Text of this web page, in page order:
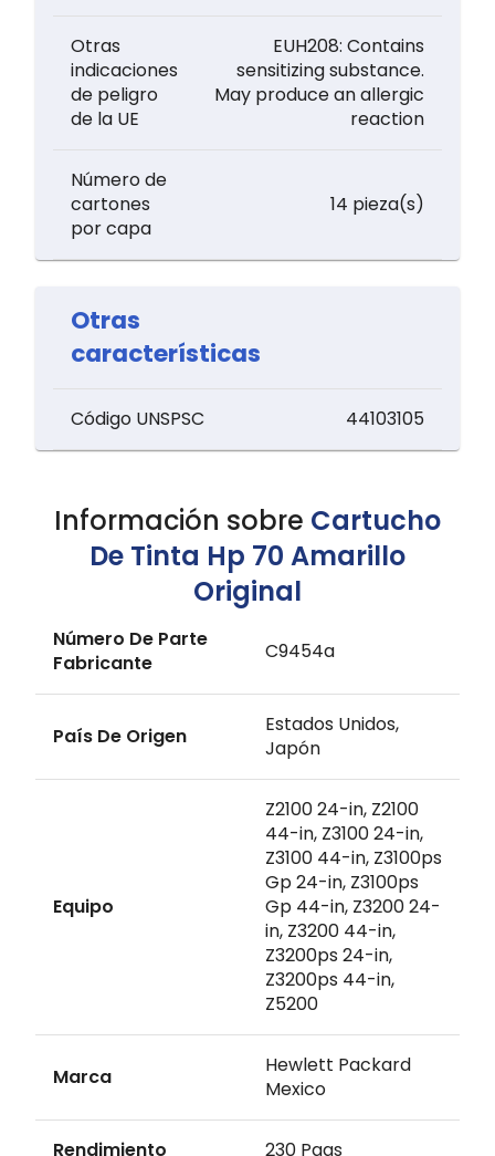
Otras
indicaciones
de peligro
de la UE
EUH208: Contains
sensitizing substance.
May produce an allergic
reaction
Número de
cartones
por capa
14 pieza(s)
Otras
características
Código UNSPSC 44103105
Información sobre Cartucho
De Tinta Hp 70 Amarillo
Original
Número De Parte
Fabricante
C9454a
País De Origen
Estados Unidos,
Japón
Equipo
Z2100 24-in, Z2100
44-in, Z3100 24-in,
Z3100 44-in, Z3100ps
Gp 24-in, Z3100ps
Gp 44-in, Z3200 24-
in, Z3200 44-in,
Z3200ps 24-in,
Z3200ps 44-in,
Z5200
Marca
Hewlett Packard
Mexico
Rendimiento 230 Pags